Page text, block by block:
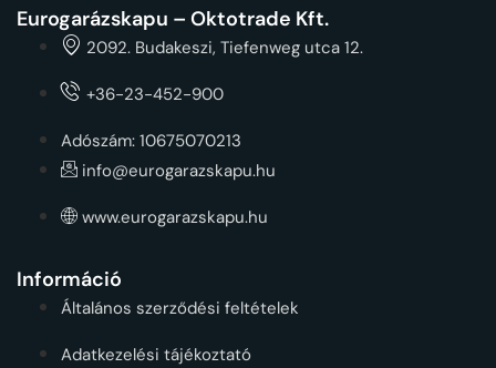
Eurogarázskapu – Oktotrade Kft.
2092. Budakeszi, Tiefenweg utca 12.
+36-23-452-900
Adószám: 10675070213
info@eurogarazskapu.hu
www.eurogarazskapu.hu
Információ
Általános szerződési feltételek
Adatkezelési tájékoztató